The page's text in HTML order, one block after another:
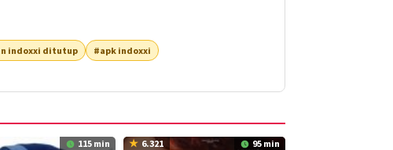
indoxxi ditutup
#apk indoxxi
115 min 6.321 95 min